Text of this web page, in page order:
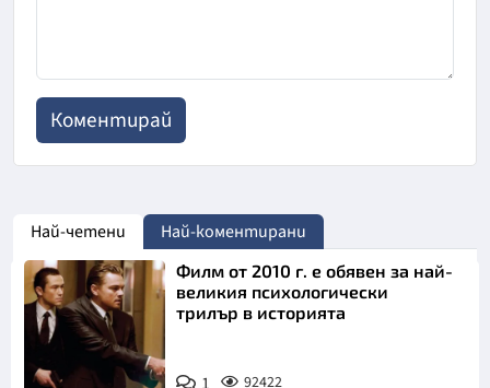
Най-четени Най-коментирани
Филм от 2010 г. е обявен за най-
великия психологически
трилър в историята
92422